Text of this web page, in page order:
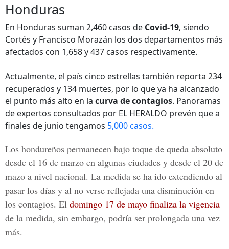
Honduras
En Honduras suman 2,460 casos de Covid-19, siendo
Cortés y Francisco Morazán los dos departamentos más
afectados con 1,658 y 437 casos respectivamente.
Actualmente, el país cinco estrellas también reporta 234
recuperados y 134 muertes, por lo que ya ha alcanzado
el punto más alto en la curva de contagios. Panoramas
de expertos consultados por EL HERALDO prevén que a
finales de junio tengamos 5,000 casos.
Los hondureños permanecen bajo toque de queda absoluto
desde el 16 de marzo en algunas ciudades y desde el 20 de
mazo a nivel nacional. La medida se ha ido extendiendo al
pasar los días y al no verse reflejada una disminución en
los contagios. El domingo 17 de mayo finaliza la vigencia
de la medida, sin embargo, podría ser prolongada una vez
más.